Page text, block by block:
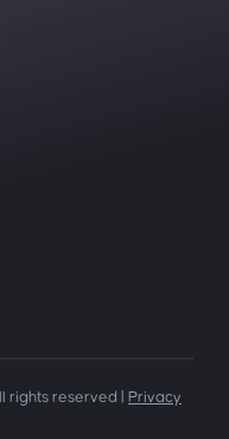
rights reserved | Privacy